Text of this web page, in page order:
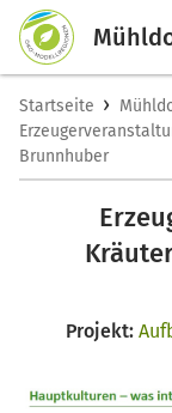
Startseite ›
Brunnhuber
Projekt: